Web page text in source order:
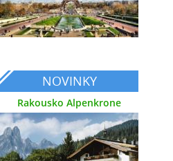
NOVINKY
Rakousko Alpenkrone